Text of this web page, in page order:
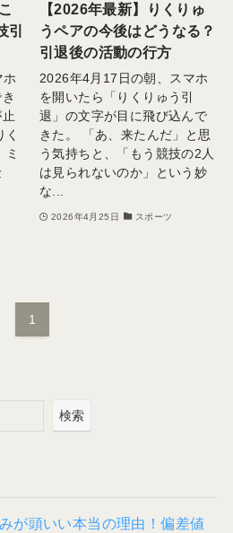
引
ミ
【2026年最新】りくりゅ
うペアの今後はどうなる？
引退後の活動の行方
2026年4月17日の朝、スマホ
を開いたら「りくりゅう引
退」の文字が目に飛び込んで
きた。 「あ、来たんだ」と思
う気持ちと、「もう競技の2人
は見られないのか」という妙
な...
2026年4月25日 スポーツ
1
検索
が頭いい本当の理由！偏差値